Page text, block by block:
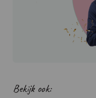
Bekijk ook: